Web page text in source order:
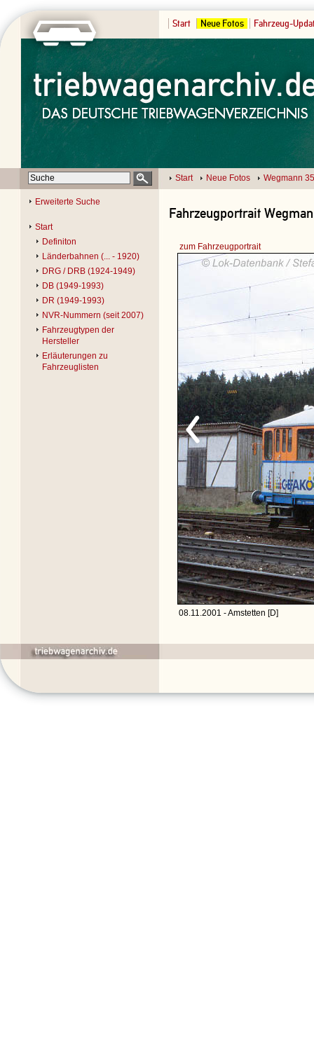
Start Neue Fotos Fahrzeug-
Start Neue Fotos Wegmann
Erweiterte Suche
Start
Definiton
Länderbahnen (... - 1920)
DRG / DRB (1924-1949)
DB (1949-1993)
DR (1949-1993)
NVR-Nummern (seit 2007)
Fahrzeugtypen der
Hersteller
Erläuterungen zu
Fahrzeuglisten
Fahrzeugportrait
zum Fahrzeugportrait
08.11.2001 - Amstetten [D]